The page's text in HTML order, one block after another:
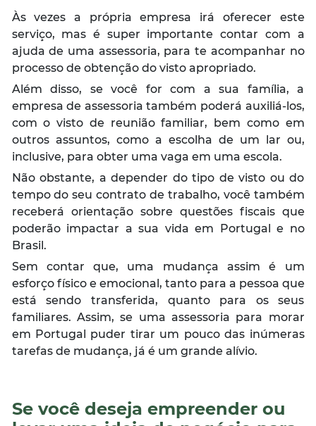
Às vezes a própria empresa irá oferecer este
serviço, mas é super importante contar com a
ajuda de uma assessoria, para te acompanhar no
processo de obtenção do visto apropriado.
Além disso, se você for com a sua família, a
empresa de assessoria também poderá auxiliá-los,
com o visto de reunião familiar, bem como em
outros assuntos, como a escolha de um lar ou,
inclusive, para obter uma vaga em uma escola.
Não obstante, a depender do tipo de visto ou do
tempo do seu contrato de trabalho, você também
receberá orientação sobre questões fiscais que
poderão impactar a sua vida em Portugal e no
Brasil.
Sem contar que, uma mudança assim é um
esforço físico e emocional, tanto para a pessoa que
está sendo transferida, quanto para os seus
familiares. Assim, se uma assessoria para morar
em Portugal puder tirar um pouco das inúmeras
tarefas de mudança, já é um grande alívio.
Se você deseja empreender ou